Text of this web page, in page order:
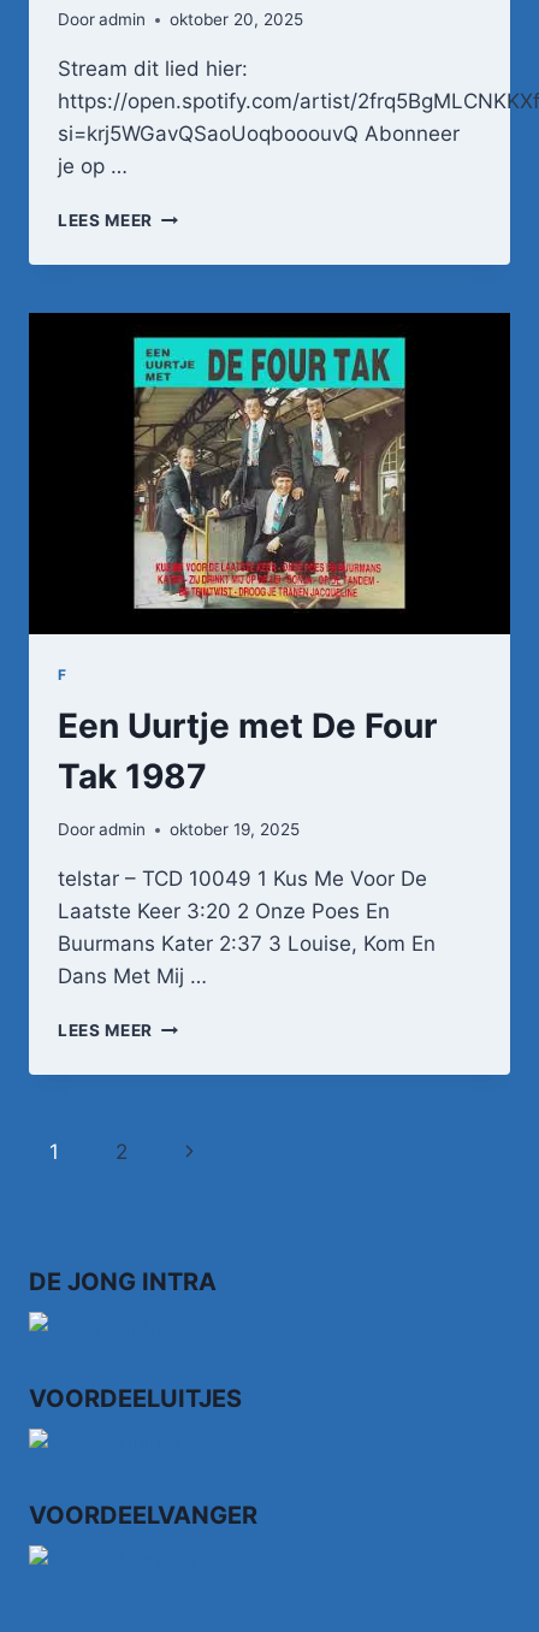
Dooradmin oktober 20, 2025
Stream dit lied hier:
https://open.spotify.com/artist/
si=krj5WGavQSaoUoqbooouvQ Abonneer
je op …
LEES MEER TOINE
–
MADONNA
(ORIGINELE
VIDEOCLIP)
F
Een Uurtje met De Four
Tak 1987
Dooradmin oktober 19, 2025
telstar – TCD 10049 1 Kus Me Voor De
Laatste Keer 3:20 2 Onze Poes En
Buurmans Kater 2:37 3 Louise, Kom En
Dans Met Mij …
LEES MEER EEN
MET
TAK
Paginanavigatie
1 2
Volgende
DE JONG INTRA
VOORDEELUITJES
VOORDEELVANGER